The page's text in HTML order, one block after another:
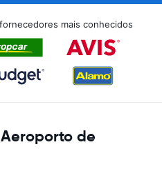
mais conhecidos
de